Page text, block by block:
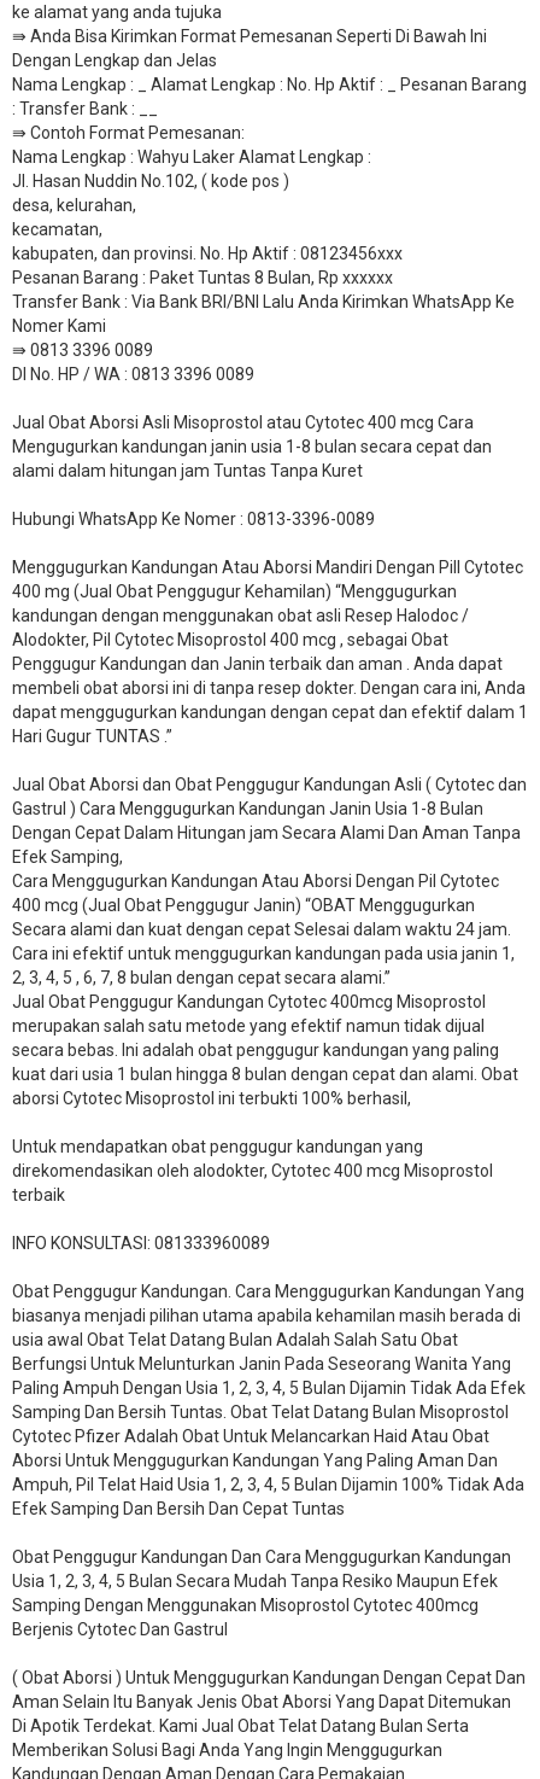
ke alamat yang anda tujuka
⇛ Anda Bisa Kirimkan Format Pemesanan Seperti Di Bawah Ini
Dengan Lengkap dan Jelas
Nama Lengkap : _ Alamat Lengkap : No. Hp Aktif : _ Pesanan Barang
: Transfer Bank : __
​⇛ Contoh Format Pemesanan:
Nama Lengkap : Wahyu Laker Alamat Lengkap :
Jl. Hasan Nuddin No.102, ( kode pos )
desa, kelurahan,
kecamatan,
kabupaten, dan provinsi. No. Hp Aktif : 08123456xxx
Pesanan Barang : Paket Tuntas 8 Bulan, Rp xxxxxx
​Transfer Bank : Via Bank BRI/BNI Lalu Anda Kirimkan WhatsApp Ke
Nomer Kami
⇛ 0813 3396 0089
DI No. HP / WA : 0813 3396 0089
Jual Obat Aborsi Asli Misoprostol atau Cytotec 400 mcg Cara
Mengugurkan kandungan janin usia 1-8 bulan secara cepat dan
alami dalam hitungan jam Tuntas Tanpa Kuret
Hubungi WhatsApp Ke Nomer : 0813-3396-0089​
Menggugurkan Kandungan Atau Aborsi Mandiri Dengan Pill Cytotec
400 mg (Jual Obat Penggugur Kehamilan) “Menggugurkan
kandungan dengan menggunakan obat asli Resep Halodoc /
Alodokter, Pil Cytotec Misoprostol 400 mcg , sebagai Obat
Penggugur Kandungan dan Janin terbaik dan aman . Anda dapat
membeli obat aborsi ini di tanpa resep dokter. Dengan cara ini, Anda
dapat menggugurkan kandungan dengan cepat dan efektif dalam 1
Hari Gugur TUNTAS .”
Jual Obat Aborsi dan Obat Penggugur Kandungan Asli ( Cytotec dan
Gastrul ) Cara Menggugurkan Kandungan Janin Usia 1-8 Bulan
Dengan Cepat Dalam Hitungan jam Secara Alami Dan Aman Tanpa
Efek Samping,
Cara Menggugurkan Kandungan Atau Aborsi Dengan Pil Cytotec
400 mcg (Jual Obat Penggugur Janin) “OBAT Menggugurkan
Secara alami dan kuat dengan cepat Selesai dalam waktu 24 jam.
Cara ini efektif untuk menggugurkan kandungan pada usia janin 1,
2, 3, 4, 5 , 6, 7, 8 bulan dengan cepat secara alami.”
Jual Obat Penggugur Kandungan Cytotec 400mcg Misoprostol
merupakan salah satu metode yang efektif namun tidak dijual
secara bebas. Ini adalah obat penggugur kandungan yang paling
kuat dari usia 1 bulan hingga 8 bulan dengan cepat dan alami. Obat
aborsi Cytotec Misoprostol ini terbukti 100% berhasil,
Untuk mendapatkan obat penggugur kandungan yang
direkomendasikan oleh alodokter, Cytotec 400 mcg Misoprostol
terbaik
INFO KONSULTASI: 081333960089
​Obat Penggugur Kandungan. Cara Menggugurkan Kandungan Yang
biasanya menjadi pilihan utama apabila kehamilan masih berada di
usia awal Obat Telat Datang Bulan Adalah Salah Satu Obat
Berfungsi Untuk Melunturkan Janin Pada Seseorang Wanita Yang
Paling Ampuh Dengan Usia 1, 2, 3, 4, 5 Bulan Dijamin Tidak Ada Efek
Samping Dan Bersih Tuntas. Obat Telat Datang Bulan Misoprostol
Cytotec Pfizer Adalah Obat Untuk Melancarkan Haid Atau Obat
Aborsi Untuk Menggugurkan Kandungan Yang Paling Aman Dan
Ampuh, Pil Telat Haid Usia 1, 2, 3, 4, 5 Bulan Dijamin 100% Tidak Ada
Efek Samping Dan Bersih Dan Cepat Tuntas
Obat Penggugur Kandungan Dan Cara Menggugurkan Kandungan
Usia 1, 2, 3, 4, 5 Bulan Secara Mudah Tanpa Resiko Maupun Efek
Samping Dengan Menggunakan Misoprostol Cytotec 400mcg
Berjenis Cytotec Dan Gastrul
( Obat Aborsi ) Untuk Menggugurkan Kandungan Dengan Cepat Dan
Aman Selain Itu Banyak Jenis Obat Aborsi Yang Dapat Ditemukan
Di Apotik Terdekat. Kami Jual Obat Telat Datang Bulan Serta
Memberikan Solusi Bagi Anda Yang Ingin Menggugurkan
Kandungan Dengan Aman Dengan Cara Pemakaian